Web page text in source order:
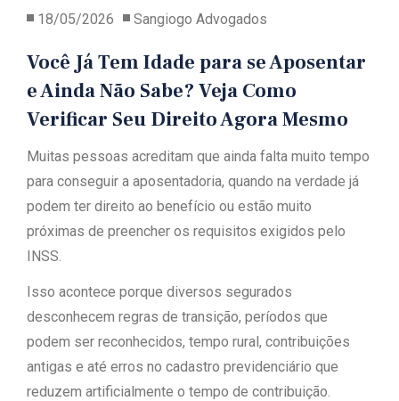
18/05/2026 Sangiogo Advogados
Você Já Tem Idade para se Aposentar
e Ainda Não Sabe? Veja Como
Verificar Seu Direito Agora Mesmo
Muitas pessoas acreditam que ainda falta muito tempo
para conseguir a aposentadoria, quando na verdade já
podem ter direito ao benefício ou estão muito
próximas de preencher os requisitos exigidos pelo
INSS.
Isso acontece porque diversos segurados
desconhecem regras de transição, períodos que
podem ser reconhecidos, tempo rural, contribuições
antigas e até erros no cadastro previdenciário que
reduzem artificialmente o tempo de contribuição.